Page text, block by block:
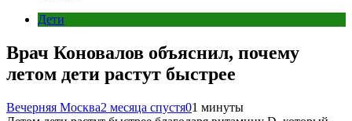
Дети
Врач Коновалов объяснил, почему
летом дети растут быстрее
Вечерняя Москва2 месяца спустя01 минуты